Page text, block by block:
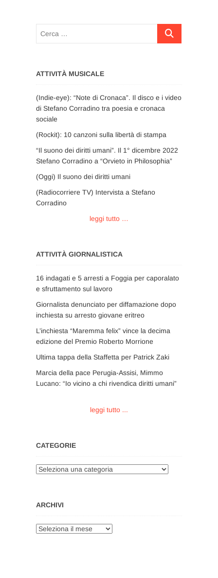
Cerca
ATTIVITÀ MUSICALE
(Indie-eye): “Note di Cronaca”. Il disco e i video
di Stefano Corradino tra poesia e cronaca
sociale
(Rockit): 10 canzoni sulla libertà di stampa
“Il suono dei diritti umani”. Il 1° dicembre 2022
Stefano Corradino a “Orvieto in Philosophia”
(Oggi) Il suono dei diritti umani
(Radiocorriere TV) Intervista a Stefano
Corradino
leggi tutto …
ATTIVITÀ GIORNALISTICA
16 indagati e 5 arresti a Foggia per caporalato
e sfruttamento sul lavoro
Giornalista denunciato per diffamazione dopo
inchiesta su arresto giovane eritreo
L’inchiesta “Maremma felix” vince la decima
edizione del Premio Roberto Morrione
Ultima tappa della Staffetta per Patrick Zaki
Marcia della pace Perugia-Assisi, Mimmo
Lucano: “Io vicino a chi rivendica diritti umani”
leggi tutto ...
CATEGORIE
Categorie
ARCHIVI
Archivi